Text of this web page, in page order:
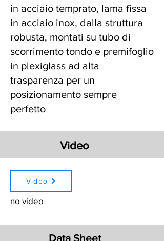
in acciaio temprato, lama fissa
in acciaio inox, dalla struttura
robusta, montati su tubo di
scorrimento tondo e premifoglio
in plexiglass ad alta
trasparenza per un
posizionamento sempre
perfetto
Video
Video
no video
Data Sheet